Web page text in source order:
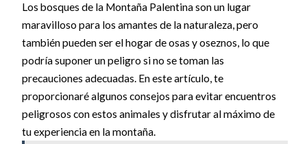
Los bosques de la Montaña Palentina son un lugar
maravilloso para los amantes de la naturaleza, pero
también pueden ser el hogar de osas y oseznos, lo que
podría suponer un peligro si no se toman las
precauciones adecuadas. En este artículo, te
proporcionaré algunos consejos para evitar encuentros
peligrosos con estos animales y disfrutar al máximo de
tu experiencia en la montaña.